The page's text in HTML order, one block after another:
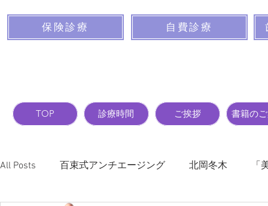
保険診療 自費診療
TOP 診療時間 ご挨拶 書籍の
All Posts 百束式アンチエージング 北岡冬木 「